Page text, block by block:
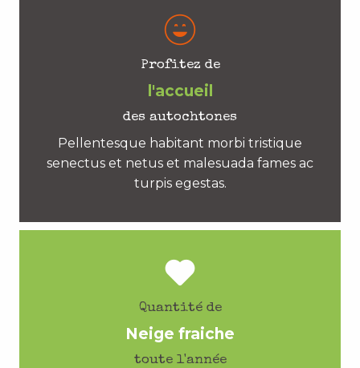
Profitez de
l'accueil
des autochtones
Pellentesque habitant morbi tristique
senectus et netus et malesuada fames ac
turpis egestas.
Quantité de
Neige fraiche
toute l'année